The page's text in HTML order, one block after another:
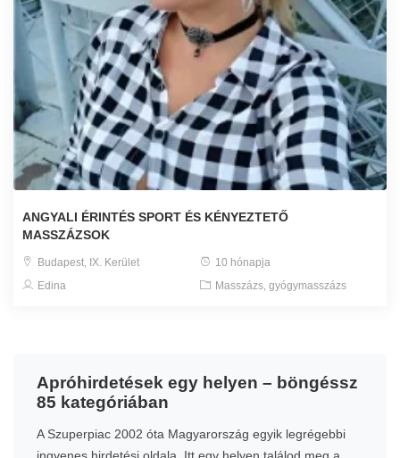
ANGYALI ÉRINTÉS SPORT ÉS KÉNYEZTETŐ
MASSZÁZSOK
Budapest, IX. Kerület
10 hónapja
Edina
Masszázs, gyógymasszázs
Apróhirdetések egy helyen – böngéssz
85 kategóriában
A Szuperpiac 2002 óta Magyarország egyik legrégebbi